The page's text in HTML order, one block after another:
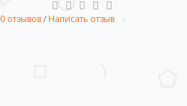
0 отзывов/ Написать отзыв